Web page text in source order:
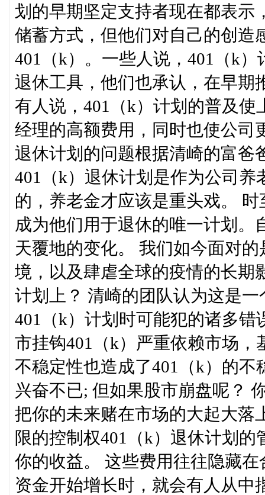
划的早期坚定支持者现在都表示
储蓄方式，但他们对自己的创造
401（k）。一些人说，401（k
退休工具，他们也承认，在早期
有人说，401（k）计划的普及
经理的高额费用，同时也使公司
退休计划的问题根据清崎的富爸
401（k）退休计划是作为公司养
的，养老金才应该是重头戏。
成为他们用于退休的唯一计划。
天覆地的变化。 我们如今面对
境，以及肆虐全球的疫情的长期
计划上？ 清崎的团队认为这是
401（k）计划时可能犯的诸多
市挂钩401（k）严重依赖市场
不稳定性也造成了401（k）的
兴奋不已; 但如果股市崩盘呢？
把你的未来赌在市场的大起大落
限的控制权401（k）退休计划
你的收益。 这些费用往往隐藏
资金开始增长时，就会有人从中